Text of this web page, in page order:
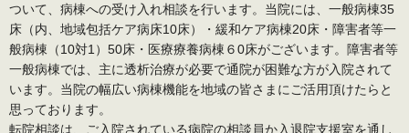
ついて、病棟への受け入れ相談を行います。当院には、一般病棟35
床（内、地域包括ケア病床10床）・緩和ケア病棟20床・障害者等一
般病棟（10対1）50床・医療療養病棟６0床がございます。障害者等
一般病棟では、主に透析治療が必要で通院が困難な方が入院されて
います。当院の幅広い病棟機能を地域の皆さまにご活用頂けたらと
思っております。
転院相談は、ご入院されている病院の相談員か入退院支援室を通し